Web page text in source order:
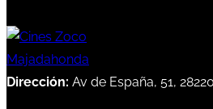
Dirección: Av de España, 51,